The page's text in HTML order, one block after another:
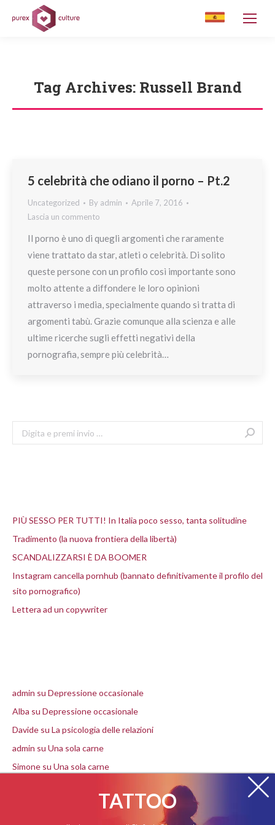
Tag Archives: Russell Brand
You are here:
5 celebrità che odiano il porno – Pt.2
Uncategorized By admin
Aprile 7, 2016
Lascia un commento
Il porno è uno di quegli argomenti che raramente
viene trattato da star, atleti o celebrità. Di solito
queste persone con un profilo così importante sono
molto attente a diffondere le loro opinioni
attraverso i media, specialmente quando si tratta di
argomenti tabù. Grazie comunque alla scienza e alle
ultime ricerche sugli effetti negativi della
pornografia, sempre più celebrità…
Search:
PIÙ SESSO PER TUTTI! In Italia poco sesso, tanta solitudine
Tradimento (la nuova frontiera della libertà)
SCANDALIZZARSI È DA BOOMER
Instagram cancella pornhub (bannato definitivamente il profilo del
sito pornografico)
Lettera ad un copywriter
admin su Depressione occasionale
Alba su Depressione occasionale
Davide su La psicologia delle relazioni
admin su Una sola carne
Simone su Una sola carne
TATTOO